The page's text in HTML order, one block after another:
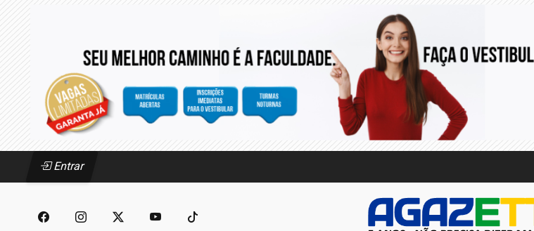
Entrar